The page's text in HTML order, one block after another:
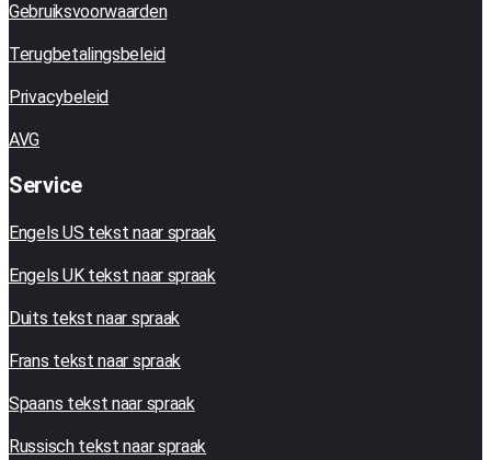
Gebruiksvoorwaarden
Terugbetalingsbeleid
Privacybeleid
AVG
Service
Engels US tekst naar spraak
Engels UK tekst naar spraak
Duits tekst naar spraak
Frans tekst naar spraak
Spaans tekst naar spraak
Russisch tekst naar spraak